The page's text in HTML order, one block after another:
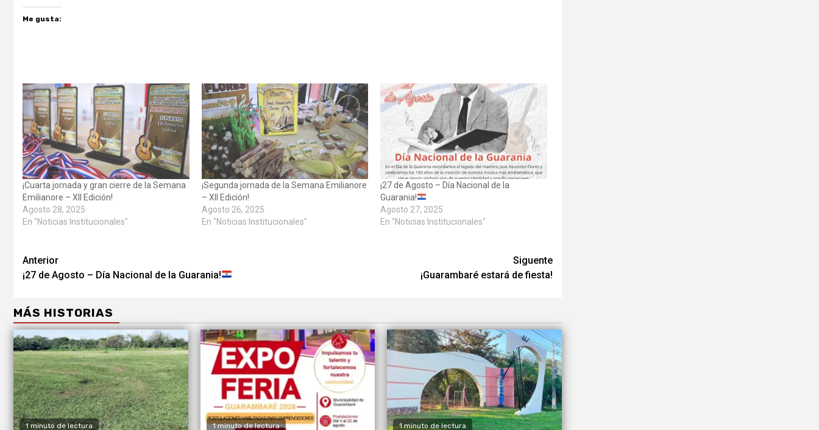
Me gusta:
¡Cuarta jornada y gran cierre de la Semana
Emilianore – XII Edición!
Agosto 28, 2025
En "Noticias Institucionales"
¡Segunda jornada de la Semana Emilianore
– XII Edición!
Agosto 26, 2025
En "Noticias Institucionales"
¡27 de Agosto – Día Nacional de la
Guarania!
Agosto 27, 2025
En "Noticias Institucionales"
Anterior
¡27 de Agosto – Día Nacional de la Guarania!
Siguente
¡Guarambaré estará de fiesta!
MÁS HISTORIAS
1 minuto de lectura 1 minuto de lectura 1 minuto de lectura